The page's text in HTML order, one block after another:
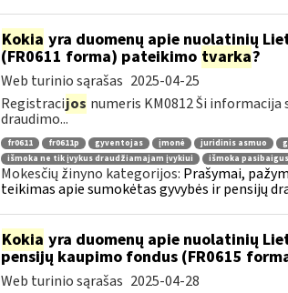
Kokia yra duomenų apie nuolatinių
(FR0611 forma) pateikimo tvarka?
Web turinio sąrašas 2025-04-25
Registracijos numeris KM0812 Ši
draudimo...
fr0611 fr0611p gyventojas įmonė juridinis asmuo
išmoka ne tik įvykus draudžiamajam įvykiui
išmoka
Mokesčių žinyno kategorijos: Prašymai,
teikimas apie sumokėtas gyvybės ir pensijų
Kokia yra duomenų apie nuolatinių
pensijų kaupimo fondus (FR0615
Web turinio sąrašas 2025-04-28